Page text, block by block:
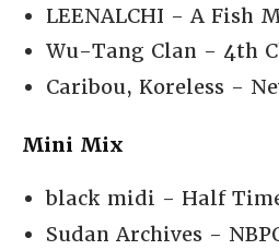
LEENALCHI - A Fish
Wu-Tang Clan - 4th
Caribou, Koreless -
Mini Mix
black midi - Half
Sudan Archives -